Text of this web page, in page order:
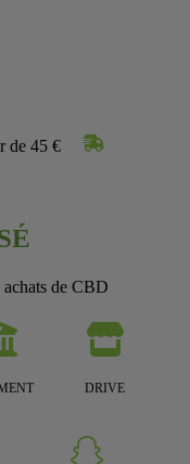
de 45 €
achats de CBD
DRIVE